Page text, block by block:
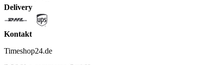
Delivery
Kontakt
Timeshop24.de